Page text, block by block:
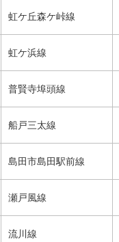
虹ケ丘森ケ峠線
虹ケ浜線
普賢寺埠頭線
船戸三太線
島田市島田駅前線
瀬戸風線
流川線